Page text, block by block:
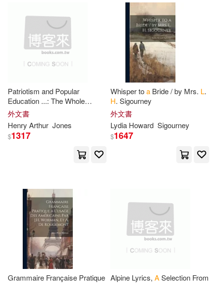
Holmes(81) Janet L.(81)
Jerry L.(81) Johnston(81)
Simon(81) A. A.(80)
A. L. O.(80)
L. D.(80)
L. Frank(80)
Paul H.(80) Richardson(80)
Barker(79)
Gilbert(79) Inigo(79)
Consortium Book Sales & Dist(25)
F A Davis Co(25)
Omnigraphics Inc(25)
Delmar Pub(24)
Human Kinetics(24)
Sterling Pub Co Inc(24)
Thieme Medical Pub(24)
Patriotism and Popular
Education ...: The Whole
Discourse Being in the Form of
a Letter Addressed to the Right
Hon.H
外文書
Henry Arthur Jones
$1317
Whisper toa Bride / by Mrs. L.
H. Sigourney
外文書
Lydia Howard Sigourney
$1647
Grammaire Française Pratique Alpine Lyrics, ASelection From